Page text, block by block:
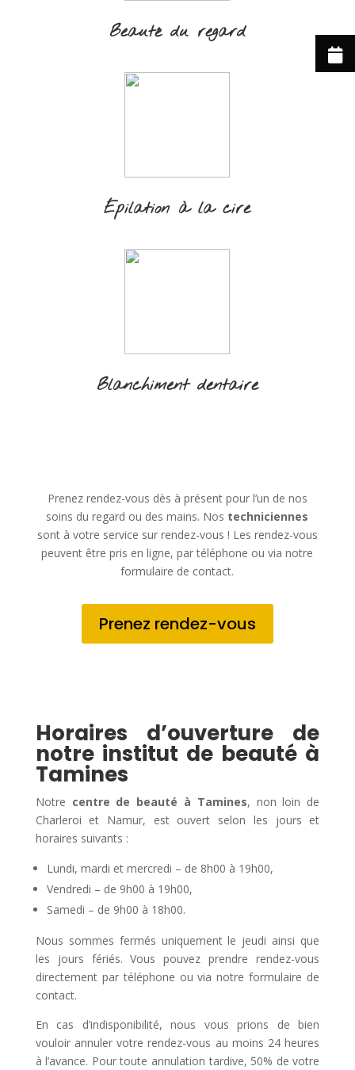
Beauté du regard
Épilation à la cire
Blanchiment dentaire
Prenez rendez-vous dès à présent pour l’un de nos
soins du regard ou des mains. Nos techniciennes
sont à votre service sur rendez-vous ! Les rendez-vous
peuvent être pris en ligne, par téléphone ou via notre
formulaire de contact.
Prenez rendez-vous
Horaires d’ouverture de
notre institut de beauté à
Tamines
Notre centre de beauté à Tamines, non loin de
Charleroi et Namur, est ouvert selon les jours et
horaires suivants :
Lundi, mardi et mercredi – de 8h00 à 19h00,
Vendredi – de 9h00 à 19h00,
Samedi – de 9h00 à 18h00.
Nous sommes fermés uniquement le jeudi ainsi que
les jours fériés. Vous pouvez prendre rendez-vous
directement par téléphone ou via notre formulaire de
contact.
En cas d’indisponibilité, nous vous prions de bien
vouloir annuler votre rendez-vous au moins 24 heures
à l’avance. Pour toute annulation tardive, 50% de votre